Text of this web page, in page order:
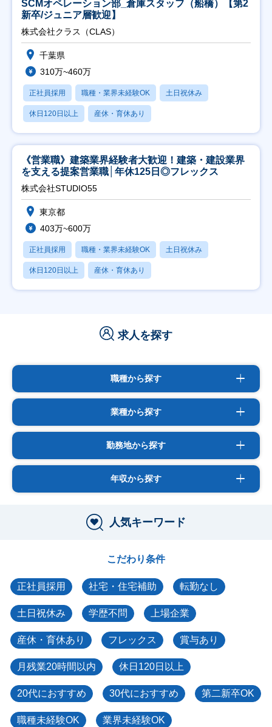
SCMオペレーション部_倉庫スタッフ（船橋）【第2
新卒/ジュニア層歓迎】
株式会社クラス（CLAS）
千葉県
310万~460万
正社員採用 職種・業界未経験OK 土日祝休み
休日120日以上 産休・育休あり
《営業職》建築業界経験者大歓迎！建築・建設業界
を支える提案営業職│年休125日◎フレックス
株式会社STUDIO55
東京都
403万~600万
正社員採用 職種・業界未経験OK 土日祝休み
休日120日以上 産休・育休あり
求人を探す
職種から探す
業種から探す
勤務地から探す
年収から探す
人気キーワード
こだわり条件
正社員採用 社宅・住宅補助 転勤なし
土日祝休み 学歴不問 上場企業
産休・育休あり フレックス 賞与あり
月残業20時間以内 休日120日以上
20代におすすめ 30代におすすめ 第二新卒OK
職種未経験OK 業界未経験OK